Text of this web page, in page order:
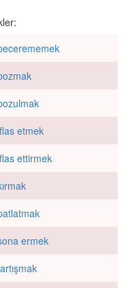
etmek
ettirmek
ermek